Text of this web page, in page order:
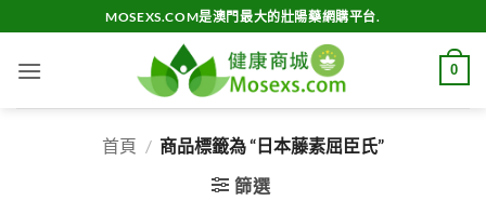
to
content
MOSEXS.COM是澳門最大的壯陽藥網購平台.
0
首頁 / 商品標籤為 “日本藤素屈臣氏”
篩選